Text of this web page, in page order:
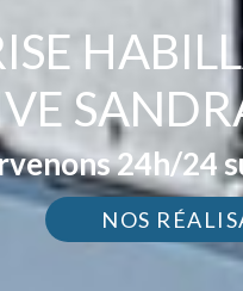
24h/24
NOS